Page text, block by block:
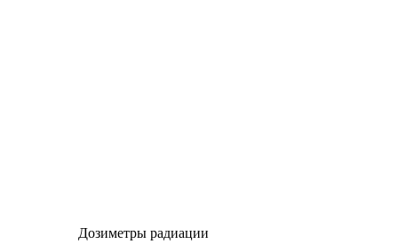
Дозиметры радиации